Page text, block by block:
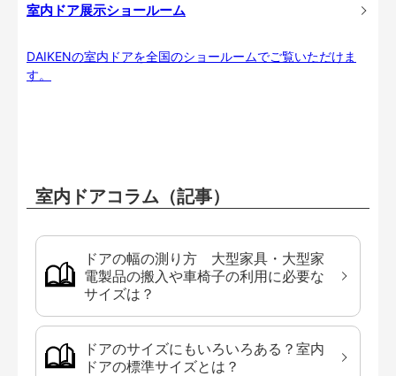
室内ドア展示ショールーム
DAIKENの室内ドアを全国のショールームでご覧いただけま
す。
室内ドアコラム（記事）
ドアの幅の測り方 大型家具・大型家
電製品の搬入や車椅子の利用に必要な
サイズは？
ドアのサイズにもいろいろある？室内
ドアの標準サイズとは？